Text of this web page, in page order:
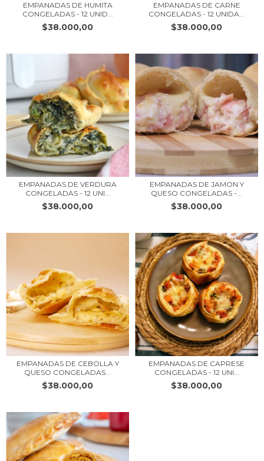
EMPANADAS DE HUMITA
CONGELADAS - 12 UNID...
$38.000,00
EMPANADAS DE CARNE
CONGELADAS - 12 UNIDA...
$38.000,00
EMPANADAS DE VERDURA
CONGELADAS - 12 UNI...
$38.000,00
EMPANADAS DE JAMON Y
QUESO CONGELADAS -...
$38.000,00
EMPANADAS DE CEBOLLA Y
QUESO CONGELADAS...
$38.000,00
EMPANADAS DE CAPRESE
CONGELADAS - 12 UNI...
$38.000,00